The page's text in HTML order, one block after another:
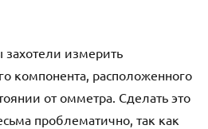
измерить
компонента, расположенного
от омметра. Сделать это
проблематично, так как